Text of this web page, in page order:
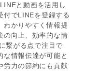
と動画を活用し
付でLINEを登録する
わかりやすく情報提
の向上、効率的な情
繋がる点で注目で
な情報伝達が可能と
労力の節約にも貢献